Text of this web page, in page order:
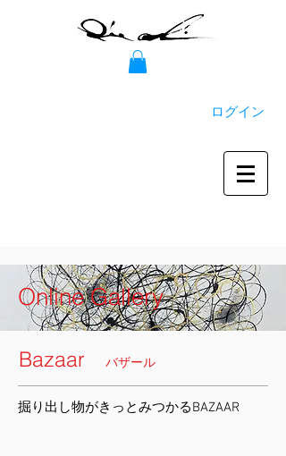
ログイン
Online Gallery
Bazaar バザール
掘り出し物がきっとみつかるBAZAAR